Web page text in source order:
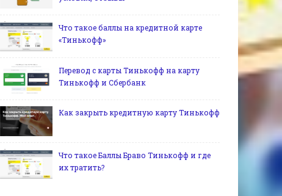
Что такое баллы на кредитной карте
«Тинькофф»
Перевод с карты Тинькофф на карту
Тинькофф и Сбербанк
Как закрыть кредитную карту Тинькофф
Что такое Баллы Браво Тинькофф и где
их тратить?